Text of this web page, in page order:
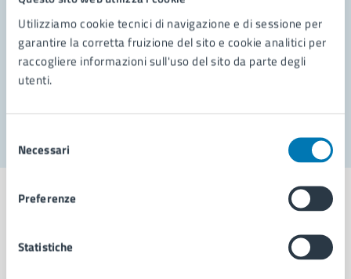
Utilizziamo cookie tecnici di navigazione e di sessione per
garantire la corretta fruizione del sito e cookie analitici per
raccogliere informazioni sull'uso del sito da parte degli
utenti.
delNecessari
Preferenze
Statistiche
Prenota appuntamento
Problemi in città
Comune di Napoli